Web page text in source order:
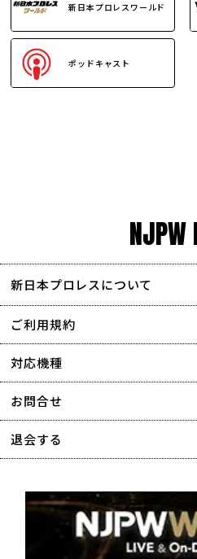
新日本プロレスワールド
ポッドキャスト
NJPW
新日本プロレスについて
会社情報
採用情報
協賛・広告媒体のご案内
特定商取引に関する表記
著作権について
利用者情報の外部送信について
ご利用規約
対応機種
お問合せ
退会する